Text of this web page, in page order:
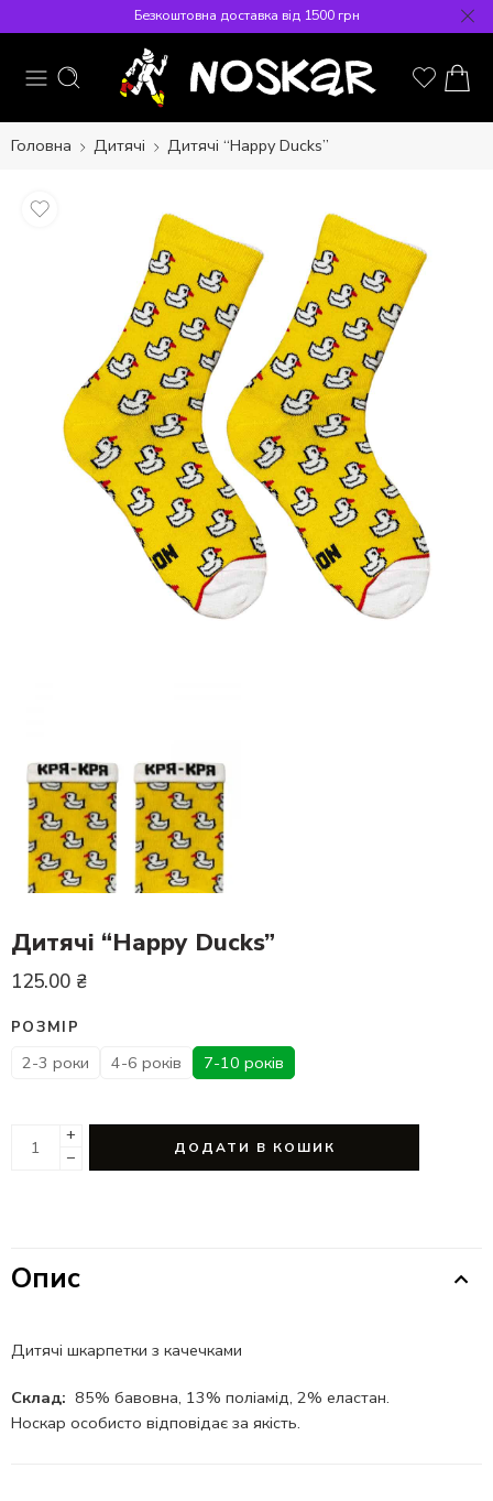
Безкоштовна доставка від 1500 грн
Головна Дитячі Дитячі “Happy Ducks”
Дитячі “Happy Ducks”
125.00 ₴
РОЗМІР
2-3 роки 4-6 років 7-10 років
+
−
ДОДАТИ В КОШИК
Опис
Дитячі шкарпетки з качечками
Склад: 85% бавовна, 13% поліамід, 2% еластан.
Носкар особисто відповідає за якість.